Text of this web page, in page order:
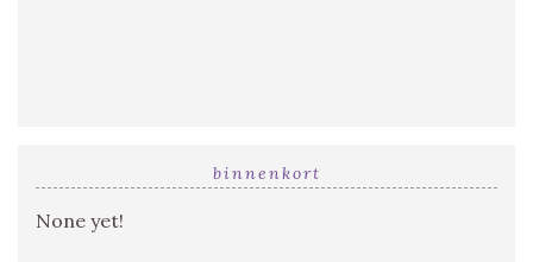
binnenkort
None yet!